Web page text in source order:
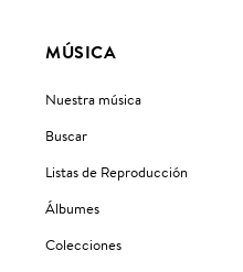
MÚSICA
Nuestra música
Buscar
Listas de Reproducción
Álbumes
Colecciones